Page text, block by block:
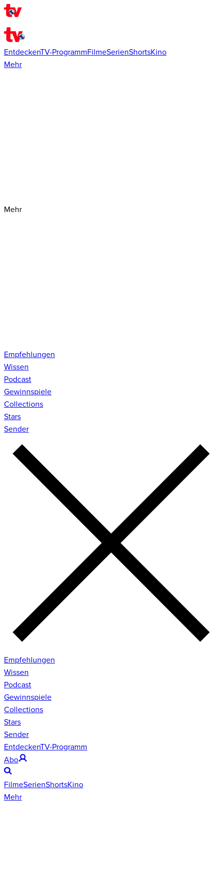
EntdeckenTV-ProgrammFilmeSerienShortsKino
Mehr
Mehr
Empfehlungen
Wissen
Podcast
Gewinnspiele
Collections
Stars
Sender
Empfehlungen
Wissen
Podcast
Gewinnspiele
Collections
Stars
Sender
EntdeckenTV-Programm
Abo
FilmeSerienShortsKino
Mehr